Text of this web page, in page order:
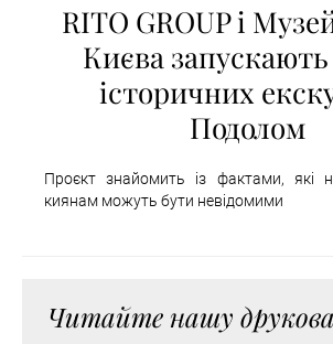
RITO GROUP і
Києва
історичних
Подолом
Проєкт знайомить із фактами, які
киянам можуть бути невідомими
Читайте нашу